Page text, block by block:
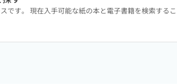
す。 現在入手可能な紙の本と電子書籍を検索するこ